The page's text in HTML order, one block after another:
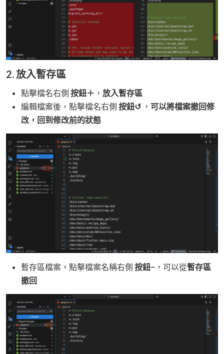
2. 放入暫存區
點擊檔名右側 按鈕＋ ， 放入暫存區
編輯檔案後，點擊檔名右側 按鈕↺ ， 可以將檔案撤回修
改，回到修改前的狀態
暫存區檔案，點擊檔案名稱右側 按鈕− ，可以從暫存區
撤回